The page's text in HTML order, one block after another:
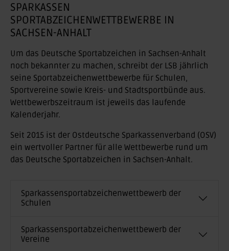
SPARKASSEN
SPORTABZEICHENWETTBEWERBE IN
SACHSEN-ANHALT
Um das Deutsche Sportabzeichen in Sachsen-Anhalt
noch bekannter zu machen, schreibt der LSB jährlich
seine Sportabzeichenwettbewerbe für Schulen,
Sportvereine sowie Kreis- und Stadtsportbünde aus.
Wettbewerbszeitraum ist jeweils das laufende
Kalenderjahr.
Seit 2015 ist der Ostdeutsche Sparkassenverband (OSV)
ein wertvoller Partner für alle Wettbewerbe rund um
das Deutsche Sportabzeichen in Sachsen-Anhalt.
Sparkassensportabzeichenwettbewerb der
Schulen
Sparkassensportabzeichenwettbewerb der
Vereine